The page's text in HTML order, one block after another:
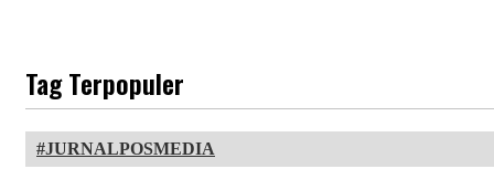
Tag Terpopuler
JURNALPOSMEDIA